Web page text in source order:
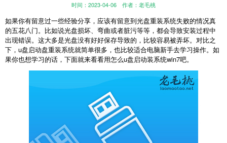
时间：2023-04-06 作者：老毛桃
如果你有留意过一些经验分享，应该有留意到光盘重装系统失败的情况真
的五花八门。比如说光盘损坏、弯曲或者脏污等等，都会导致安装过程中
出现错误。这大多是光盘没有好好保存导致的，比较容易被弄坏。对比之
下，u盘启动盘重装系统就简单很多，也比较适合电脑新手去学习操作。如
果你也想学习的话，下面就来看看用怎么u盘启动装系统win7吧。